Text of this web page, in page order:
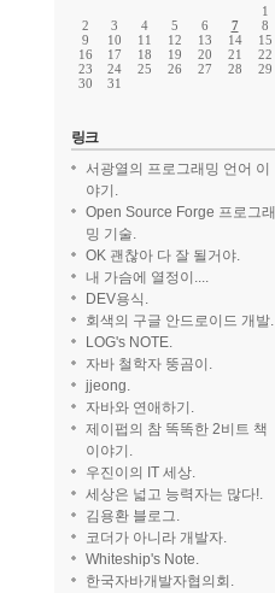
1
2
3 4 5 6 7
8
9
10 11 12 13 14
15
16
17 18 19 20 21
22
23
24 25 26 27 28
29
30
31
링크
서광열의 프로그래밍 언어 이
야기.
Open Source Forge 프로그래
밍 기술.
OK 괜찮아 다 잘 될거야.
내 가슴에 열정이....
DEV용식.
회색의 구글 안드로이드 개발.
LOG's NOTE.
자바 철학자 뚱곰이.
jjeong.
자바와 연애하기.
제이펍의 참 똑똑한 2비트 책
이야기.
우진이의 IT 세상.
세상은 넓고 능력자는 많다!.
김용환 블로그.
코더가 아니라 개발자.
Whiteship's Note.
한국자바개발자협의회.